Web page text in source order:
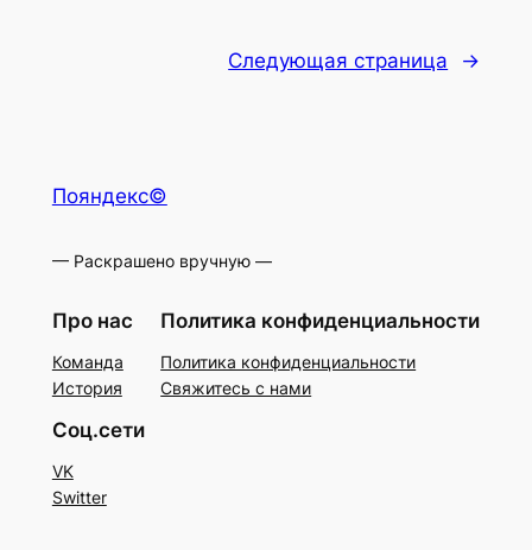
Следующая страница →
Пояндекс©
— Раскрашено вручную —
Про нас
Команда
История
Политика конфиденциальности
Политика конфиденциальности
Свяжитесь с нами
Соц.сети
VK
Switter